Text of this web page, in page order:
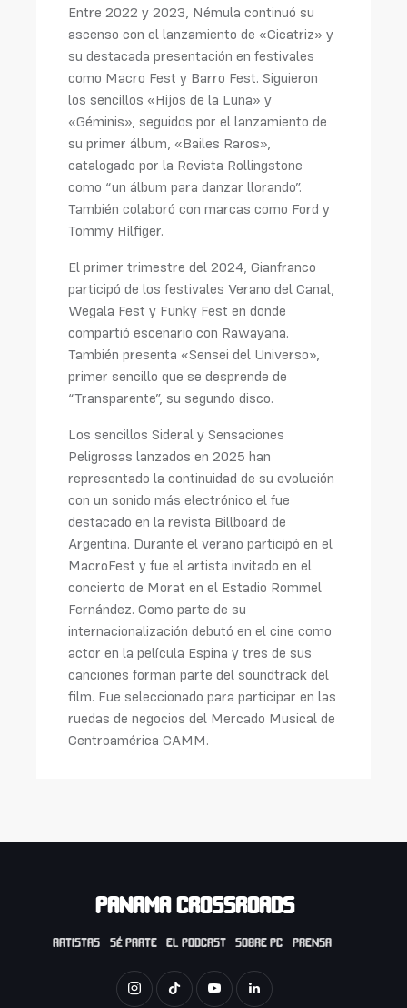
Entre 2022 y 2023, Némula continuó su
ascenso con el lanzamiento de «Cicatriz» y
su destacada presentación en festivales
como Macro Fest y Barro Fest. Siguieron
los sencillos «Hijos de la Luna» y
«Géminis», seguidos por el lanzamiento de
su primer álbum, «Bailes Raros»,
catalogado por la Revista Rollingstone
como “un álbum para danzar llorando”.
También colaboró con marcas como Ford y
Tommy Hilfiger.
El primer trimestre del 2024, Gianfranco
participó de los festivales Verano del Canal,
Wegala Fest y Funky Fest en donde
compartió escenario con Rawayana.
También presenta «Sensei del Universo»,
primer sencillo que se desprende de
“Transparente”, su segundo disco.
Los sencillos Sideral y Sensaciones
Peligrosas lanzados en 2025 han
representado la continuidad de su evolución
con un sonido más electrónico el fue
destacado en la revista Billboard de
Argentina. Durante el verano participó en el
MacroFest y fue el artista invitado en el
concierto de Morat en el Estadio Rommel
Fernández. Como parte de su
internacionalización debutó en el cine como
actor en la película Espina y tres de sus
canciones forman parte del soundtrack del
film. Fue seleccionado para participar en las
ruedas de negocios del Mercado Musical de
Centroamérica CAMM.
PANAMA CROSSROADS
ARTISTAS SÉ PARTE EL PODCAST SOBRE PC PRENSA